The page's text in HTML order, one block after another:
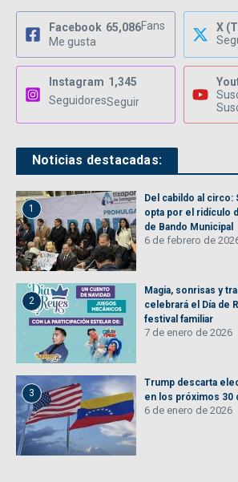
Facebook 65,086Fans
Me gusta
X
Instagram 1,345
SeguidoresSeguir
Noticias destacadas:
1
Del cabildo al circo:
opta por el ridículo
de Bando Municipal
6 de febrero de
2
Magia, sonrisas y
celebrará el Día de
festival familiar
7 de enero de 2026
3
Trump descarta
en los próximos 30
6 de enero de 2026